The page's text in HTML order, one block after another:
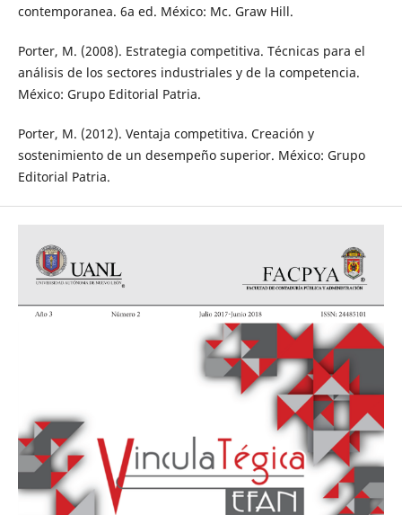
contemporanea. 6a ed. México: Mc. Graw Hill.
Porter, M. (2008). Estrategia competitiva. Técnicas para el
análisis de los sectores industriales y de la competencia.
México: Grupo Editorial Patria.
Porter, M. (2012). Ventaja competitiva. Creación y
sostenimiento de un desempeño superior. México: Grupo
Editorial Patria.